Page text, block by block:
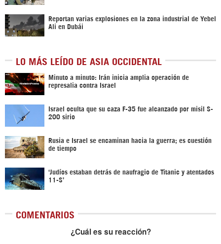
Reportan varias explosiones en la zona industrial de Yebel
Ali en Dubái
LO MÁS LEÍDO DE ASIA OCCIDENTAL
Minuto a minuto: Irán inicia amplia operación de
represalia contra Israel
Israel oculta que su caza F-35 fue alcanzado por misil S-
200 sirio
Rusia e Israel se encaminan hacia la guerra; es cuestión
de tiempo
‘Judíos estaban detrás de naufragio de Titanic y atentados
11-S’
COMENTARIOS